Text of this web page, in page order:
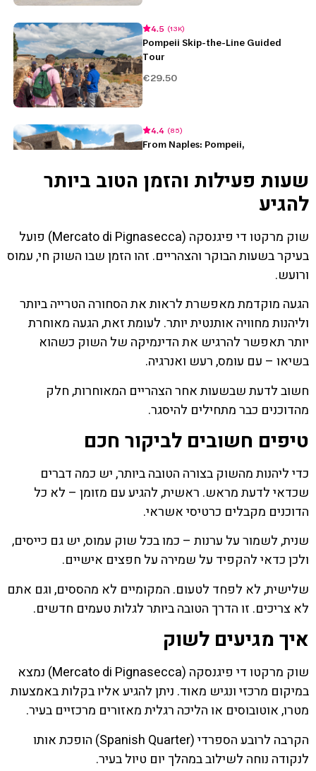
שעות פעילות והזמן הטוב ביותר
להגיע
שוק מרקטו די פיגנסקה (Mercato di Pignasecca) פועל
בעיקר בשעות הבוקר והצהריים. זהו הזמן שבו השוק חי, עמוס
ורועש.
הגעה מוקדמת מאפשרת לראות את הסחורה הטרייה ביותר
וליהנות מחוויה אותנטית יותר. לעומת זאת, הגעה מאוחרת
יותר תאפשר להרגיש את הדינמיקה של השוק כשהוא
בשיאו – עם עומס, רעש ואנרגיה.
חשוב לדעת שבשעות אחר הצהריים המאוחרות, חלק
מהדוכנים כבר מתחילים להיסגר.
טיפים חשובים לביקור חכם
כדי ליהנות מהשוק בצורה הטובה ביותר, יש כמה דברים
שכדאי לדעת מראש. ראשית, להגיע עם מזומן – לא כל
הדוכנים מקבלים כרטיסי אשראי.
שנית, לשמור על ערנות – כמו בכל שוק עמוס, יש גם כייסים,
ולכן כדאי להקפיד על שמירה על חפצים אישיים.
שלישית, לא לפחד לטעום. המקומיים לא מהססים, וגם אתם
לא צריכים. זו הדרך הטובה ביותר לגלות טעמים חדשים.
איך מגיעים לשוק
שוק מרקטו די פיגנסקה (Mercato di Pignasecca) נמצא
במיקום מרכזי ונגיש מאוד. ניתן להגיע אליו בקלות באמצעות
מטרו, אוטובוסים או הליכה רגלית מאזורים מרכזיים בעיר.
הקרבה לרובע הספרדי (Spanish Quarter) הופכת אותו
לנקודה נוחה לשילוב במהלך יום טיול בעיר.